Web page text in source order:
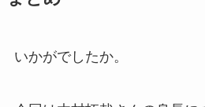
いかがでしたか。